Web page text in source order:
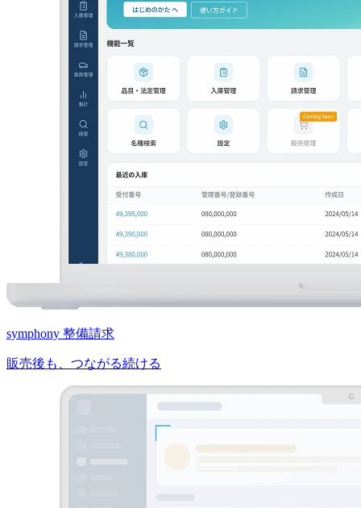
symphony 整備請求
販売後も、つながる続ける